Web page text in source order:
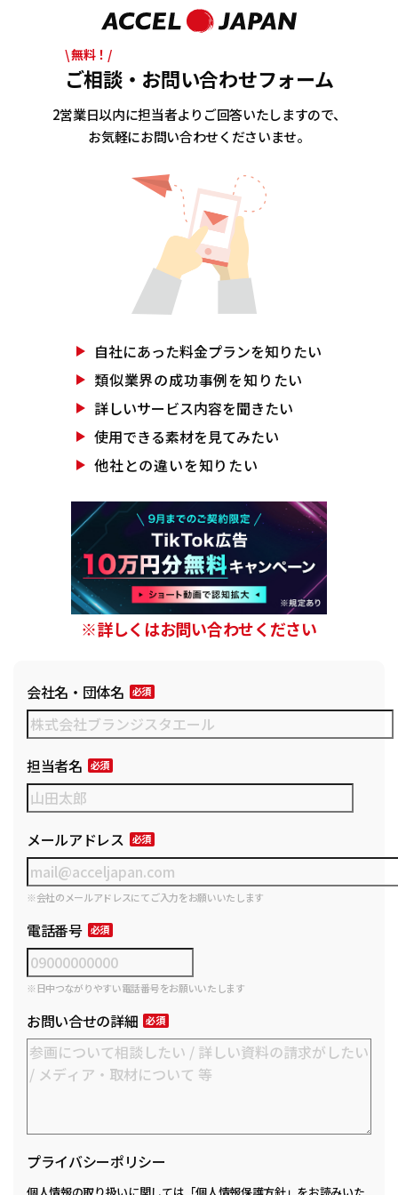
\ 無料！/
ご相談・お問い合わせフォーム
2営業日以内に担当者よりご回答いたしますので、
お気軽にお問い合わせくださいませ。
自社にあった料金プランを知りたい
類似業界の成功事例を知りたい
詳しいサービス内容を聞きたい
使用できる素材を見てみたい
他社との違いを知りたい
※詳しくはお問い合わせください
会社名・団体名
担当者名
メールアドレス
※会社のメールアドレスにてご入力をお願いいたします
電話番号
※日中つながりやすい電話番号をお願いいたします
お問い合せの詳細
プライバシーポリシー